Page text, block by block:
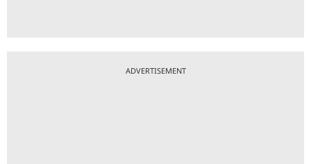
ADVERTISEMENT